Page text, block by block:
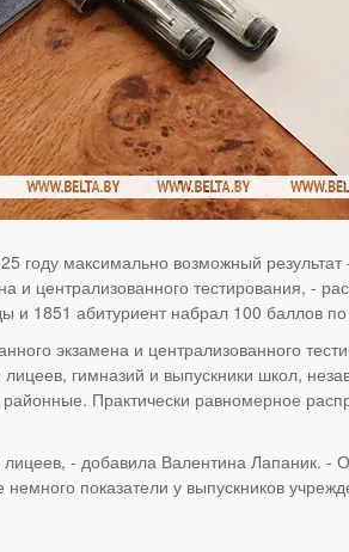
максимально возможный результат
и централизованного тестирования, -
и 1851 абитуриент набрал 100 баллов
экзамена и централизованного
гимназий и выпускники школ,
Практически равномерное
- добавила Валентина Лапаник.
показатели у выпускников